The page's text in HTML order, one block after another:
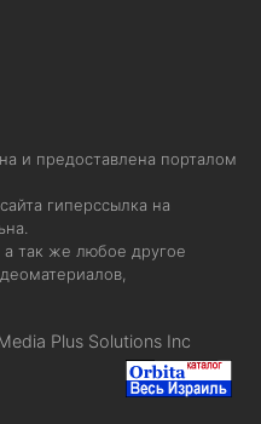
и предоставлена порталом
гиперссылка на
так же любое другое
Plus Solutions Inc